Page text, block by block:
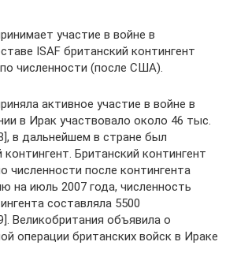
участие в войне в
ISAF британский контингент
численности (после США).
активное участие в войне в
в Ирак участвовало около 46 тыс.
в дальнейшем в стране был
Британский контингент
численности после контингента
на июль 2007 года, численность
составляла 5500
Великобритания объявила о
операции британских войск в Ираке